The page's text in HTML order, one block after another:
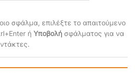
σφάλμα, επιλέξτε το απαιτούμενο
ή Υποβολή σφάλματος για να